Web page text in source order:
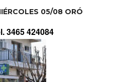
05/08 ORÓ
3465 424084